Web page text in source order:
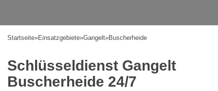
Startseite»Einsatzgebiete»Gangelt»Buscherheide
Schlüsseldienst Gangelt
Buscherheide 24/7